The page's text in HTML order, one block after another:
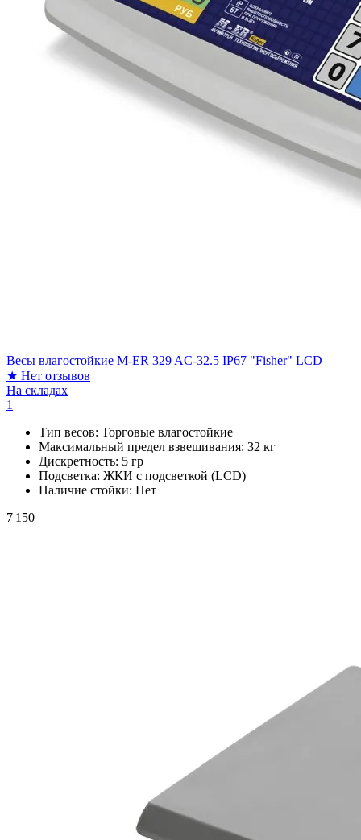
Весы влагостойкие M-ER 329 AC-32.5 IP67 "Fisher" LСD
★ Нет отзывов
На складах
1
Тип весов: Торговые влагостойкие
Максимальный предел взвешивания: 32 кг
Дискретность: 5 гр
Подсветка: ЖКИ с подсветкой (LCD)
Наличие стойки: Нет
7 150